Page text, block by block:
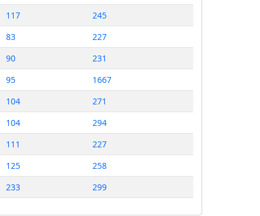
117
245
83
227
90
231
95
1667
104
271
104
294
111
227
125
258
233 299